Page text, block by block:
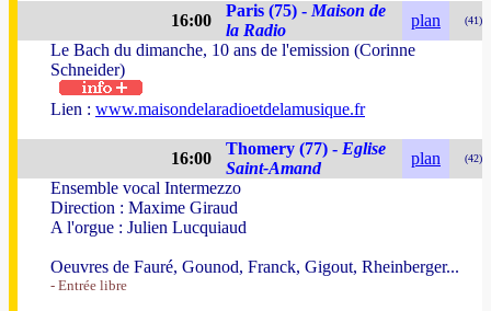
16:00
Paris (75) - Maison de
la Radio
plan (41)
Le Bach du dimanche, 10 ans de l'emission (Corinne
Schneider)
Lien : www.maisondelaradioetdelamusique.fr
16:00
Thomery (77) - Eglise
Saint-Amand
plan (42)
Ensemble vocal Intermezzo
Direction : Maxime Giraud
A l'orgue : Julien Lucquiaud
Oeuvres de Fauré, Gounod, Franck, Gigout, Rheinberger...
- Entrée libre